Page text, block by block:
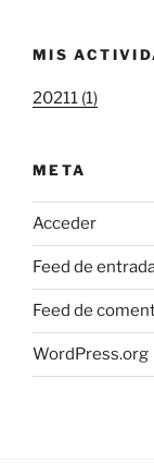
MIS
20211 (1)
META
Acceder
Feed de
Feed de
WordPress.org